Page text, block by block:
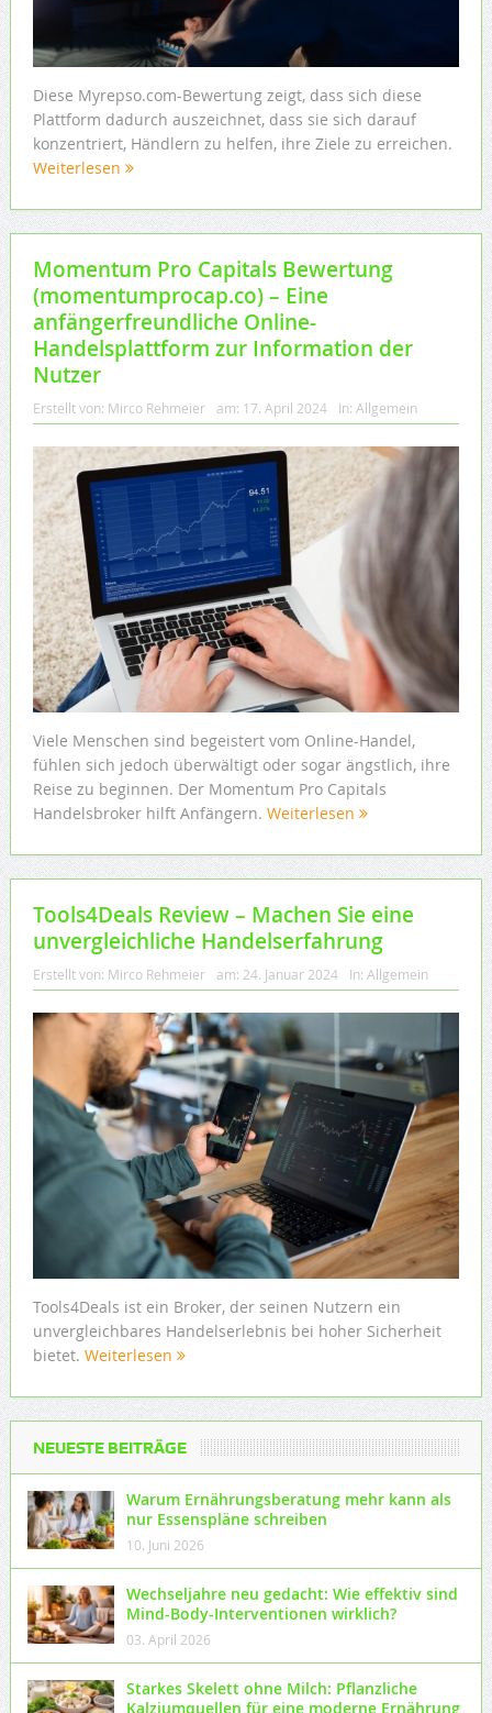
Diese Myrepso.com-Bewertung zeigt, dass sich diese
Plattform dadurch auszeichnet, dass sie sich darauf
konzentriert, Händlern zu helfen, ihre Ziele zu erreichen.
Weiterlesen
Momentum Pro Capitals Bewertung
(momentumprocap.co) – Eine
anfängerfreundliche Online-
Handelsplattform zur Information der
Nutzer
Erstellt von: Mirco Rehmeier am: 17. April 2024 In: Allgemein
Viele Menschen sind begeistert vom Online-Handel,
fühlen sich jedoch überwältigt oder sogar ängstlich, ihre
Reise zu beginnen. Der Momentum Pro Capitals
Handelsbroker hilft Anfängern. Weiterlesen
Tools4Deals Review – Machen Sie eine
unvergleichliche Handelserfahrung
Erstellt von: Mirco Rehmeier am: 24. Januar 2024 In: Allgemein
Tools4Deals ist ein Broker, der seinen Nutzern ein
unvergleichbares Handelserlebnis bei hoher Sicherheit
bietet. Weiterlesen
NEUESTE BEITRÄGE
Warum Ernährungsberatung mehr kann als
nur Essenspläne schreiben
10. Juni 2026
Wechseljahre neu gedacht: Wie effektiv sind
Mind-Body-Interventionen wirklich?
03. April 2026
Starkes Skelett ohne Milch: Pflanzliche
Kalziumquellen für eine moderne Ernährung